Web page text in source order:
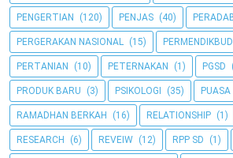
PENGERTIAN (120) PENJAS (40)
PERGERAKAN NASIONAL (15) PERMENDIKBUD
PERTANIAN (10) PETERNAKAN (1) PGSD
PRODUK BARU (3) PSIKOLOGI (35) PUASA
RAMADHAN BERKAH (16) RELATIONSHIP (1)
RESEARCH (6) REVEIW (12) RPP SD (1)